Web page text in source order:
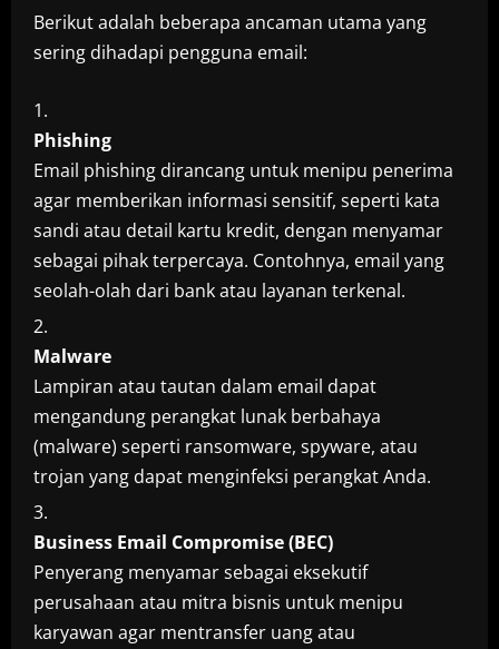
Berikut adalah beberapa ancaman utama yang
sering dihadapi pengguna email:
Phishing
Email phishing dirancang untuk menipu penerima
agar memberikan informasi sensitif, seperti kata
sandi atau detail kartu kredit, dengan menyamar
sebagai pihak terpercaya. Contohnya, email yang
seolah-olah dari bank atau layanan terkenal.
Malware
Lampiran atau tautan dalam email dapat
mengandung perangkat lunak berbahaya
(malware) seperti ransomware, spyware, atau
trojan yang dapat menginfeksi perangkat Anda.
Business Email Compromise (BEC)
Penyerang menyamar sebagai eksekutif
perusahaan atau mitra bisnis untuk menipu
karyawan agar mentransfer uang atau